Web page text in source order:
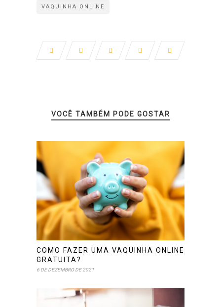
VAQUINHA ONLINE
VOCÊ TAMBÉM PODE GOSTAR
COMO FAZER UMA VAQUINHA ONLINE
GRATUITA?
6 DE DEZEMBRO DE 2021